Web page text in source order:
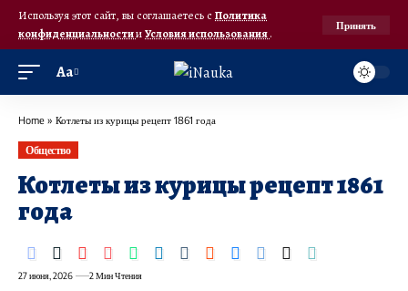
Используя этот сайт, вы соглашаетесь с Политика
конфиденциальностииУсловия использования.
Принять
Аа
Home » Котлеты из курицы рецепт 1861 года
Общество
Котлеты из курицы рецепт 1861
года
27 июня, 2026 2 Мин Чтения